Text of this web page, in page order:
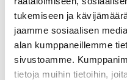
tukemiseen ja
jaamme sosiaalisen
alan kumppaneillemme
sivustoamme.
tietoja muihin tietoihin,
4. Audio-
kierros ja